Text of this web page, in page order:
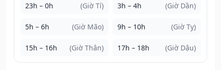
23h – 0h (Giờ Tí) 3h – 4h (Giờ Dần)
5h – 6h (Giờ Mão) 9h – 10h (Giờ Tỵ)
15h – 16h (Giờ Thân) 17h – 18h (Giờ Dậu)